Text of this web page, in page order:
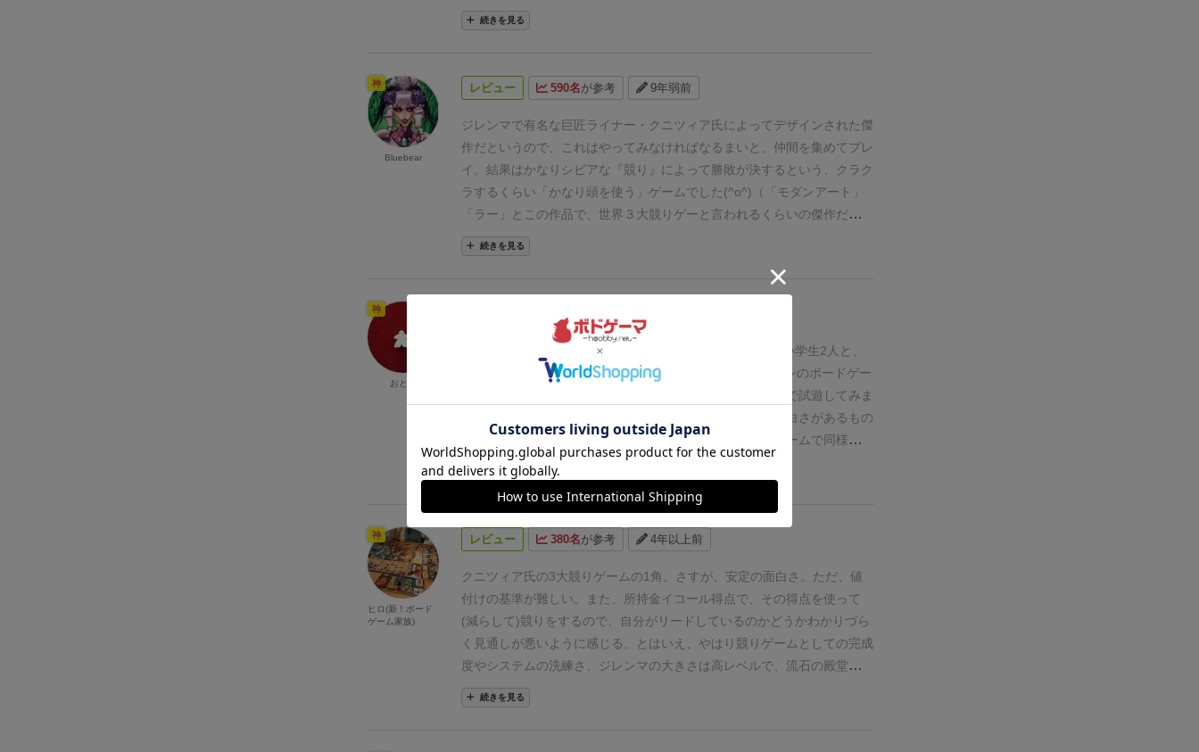
版はヤバイ）、中にはルールが違ったりするもの（フランス版）があるの
で、注意。個人的にはアミーゴ版が好き。日本版は、得点トラックが使い
も、一番プレイしやすい作品だと思うので、もし、本格的な競りゲーをや
ろうと思ったら、まず最初にやってもらいたいオススメの作品。
て目に優しくないし読みづらいわ！ 特に陶器のカード！ なんであんな
青ばっか使うの！ 同系色で縁取りしたら縁取りする意味ないでしょ！
なのかわからんがデザイナー出てこい！ あっクニツィアさん、あなたじ
ゃないです。デザインだけでもリメイクして欲しい。弱小同人ゲーム並み
のクソダサ感。同人ゲームがダサいのはデザイナー雇えるお金が無いから
しょうが無い。だが、クニツィア先生のゲームだぞ何とかしろ！ パッケ
ージは良いのに！ 多分実プレイ写真をあげるとめっちゃ面白くなさそう
に見えるゲームコンテストをしたらワーストぶっちぎりだと思います。
見です。
さらにいうとこの 得点ボードのデザインが超クソ！ 誰だよこ
んなボードデザインにしたの。真ん中で二つに分かれてて左（写真下）が
1-50で右（上）が51-100ってわかりにくすぎだわ！ 普通に横にしろ
しかしゲームの内容は実に洗練されて
いて、かなりがっちがちの競りゲーです。しかし、競りよりも、どのカー
ドを取ってどのカードを取らないようにするかを考える感じのマジョリテ
ィゲームの色彩が濃いように感じました。自分が遊んだ時は、みんな欲し
くないカードは露骨にパス、一人だけ欲しい時は1フロリンとか2フロリ
ンの安い値段でガンガン落としていたので、ガチで競り合うシーンは殆ど
ありませんでした。そういう意味で競りの要素は、競りゲーながら、ゲー
ムにおけるトータルの影響は意外と小さいと感じています。
船の数字ト
ータルの数字比べと、各商品の（カードの数字関係ナッシン）マジョリテ
ィ比べで点を稼ぐのですが、どっちを重視したら良いか全然わからず結局
どっちつかずのぶっちぎりビリだった（全員100点越えの中、一人だけ
100点行かないくらいのビリ。写真でいうと紫）のですが、そういう判断
力ががっちがちに求められる実に クニクニしい（造語）
イ感はいうほど重くないしルールは簡単ですが、ガチです。クニツィアの
中でもかなりガチ寄りです。ゆるクニツィアばかり遊んでいたので、ガチ
のクニツィア節を堪能しました。
スクが全く出来ないため、面白いと思うのですがゲーム的にはちょう苦手
で全く勝てないタイプのゲームです。ですが面白いです。個人的には、余
ームの方が好きかな。
続きを見る
レビュー 590名が参考 9年弱前
ジレンマで有名な巨匠ライナー・クニツィア氏によってデザインされた傑
作だというので、これはやってみなければなるまいと、仲間を集めてプレ
イ。結果はかなりシビアな『競り』によって勝敗が決するという、クラク
ラするくらい「かなり頭を使う」ゲームでした(^o^) （「モダンアート」
「ラー」とこの作品で、世界３大競りゲーと言われるくらいの傑作だそう
です。）各自が中世のフィレンツェの豪商となって、港に入荷した商品を
競り落とし、これがどんどん資金に変わるので、3日間（３ターンという
ことね）この資金を最も稼いだ者が勝利する、という明快な勝利条件。
イントがあります。(商品は５種類、陶器（青）・香辛料（黄）・織物
（赤）・染料（緑）・金物（灰）)
これを親プレイヤーが1〜3枚めくった
ら、さあ『競り』の開始！！親の左側プレイヤーから「金額を宣言する」
か「パス」するかを選びます。（もちろん値を付けるのなら前のプレイヤ
最高値を付けたプレイヤー
は、このめくった品物カードを丸ごと得ることができます。（分割はダ
メ）確保した商品のポイントの合計が高い順から、がっぽり資産が入りま
す。ポイントが低い奴には、大した利益は入りません。(;o;)
ん商品を確保しなきゃ！と当然考えるわけですが、もちろん『競り』なの
で、もらえる収入より多くのお金を出しちゃったら、当然損するわけ
で…。じゃあそれ以内でちびちび稼げばいいじゃない、と思うところがク
ニツィアの罠でした。 商品は、各ラウンド中は各自が絶対に最大『５枚』
までしか購入できないので、手番プレイヤーはみんなの残り購入可能枚数
を見ながら、ニヤニヤしてめくる枚数を決められるんですねー。(;o;) （わ
かりにくいけど、例えばすでに４枚確保しているプレイヤーは《２枚セッ
ト》の商品は競り落とせない仕組みですね） さらに、各色の商品ごとに
時には赤字覚悟で商品を競り落とす必要があるのです。
続きを見る
神
Bluebear
ボドゲ300種を所有するライトゲーマーの感想です。小学生2人と、
計３人で遊びました。2024年2月セリとセットコレクションのボードゲー
ムです。セリゲームの中でもクニツィア先生の名作との事で試遊してみま
ゲームの第一印象として、安定感のある王道的な面白さがあるもの
の、プレイ感としては地味な印象を受けました。後発のゲームで同様のメ
カニクスが数多く採用されているし、ボードやカードのアートワークもも
う過去の物です。(箱絵は素晴らしい。)また、コンポーネントも必要最低
限の仕様でワクワク感が薄かったです。特に競り落とすカードのサイズが
小さく、チマチマした印象で王道ゲームの風格が感じられないと
か、、、。 現代に合わせてカードとボードをリファインするだけで、圧倒
的にプレイ体験が改善しそうな気がします。同作者の「なつのたからも
の」を経験済みだったので、カードをめくる動きなども似ていて新鮮味を
感じられなかった所もあります。とはいえ、簡単なルールでセリを楽しめ
る王道のゲームなので、持っていても良いゲームだと思いました。⚫︎良い
点簡単ルール。⚫︎気になる点 ボードでの点数管理がやややりにくい。全体
的にアートワークが地味。
続きを見る
神
おとん
レビュー 380名が参考 4年以上前
クニツィア氏の3大競りゲームの1角。 さすが、安定の面白さ。 ただ、値
付けの基準が難しい。
また、所持金イコール得点で、その得点を使って
(減らして)競りをするので、自分がリードしているのかどうかわかりづら
く見通しが悪いように感じる。
とはいえ、やはり競りゲームとしての完成
度やシステムの洗練さ、ジレンマの大きさは高レベルで、流石の殿堂入り
名作といったところ。
族の感想、評価などは下記ブログで。
続きを見る
神
ヒロ(新！ボード
ゲーム家族)